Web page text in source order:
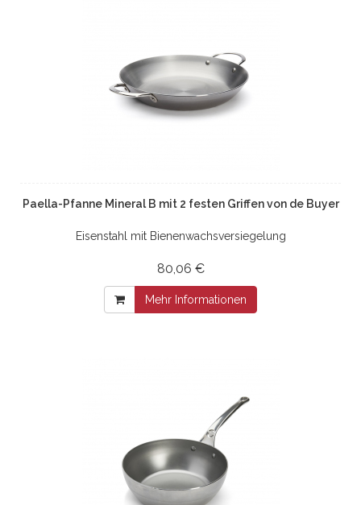
Paella-Pfanne Mineral B mit 2 festen Griffen von de Buyer
Eisenstahl mit Bienenwachsversiegelung
80,06 €
Mehr Informationen